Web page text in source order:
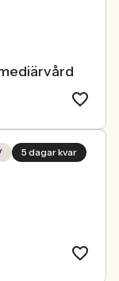
5 dagar kvar